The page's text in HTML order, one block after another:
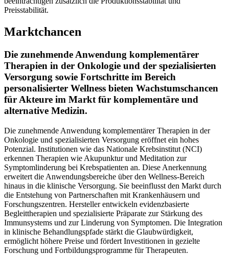
Preisstabilität.
Marktchancen
Die zunehmende Anwendung komplementärer
Therapien in der Onkologie und der spezialisierten
Versorgung sowie Fortschritte im Bereich
personalisierter Wellness bieten Wachstumschancen
für Akteure im Markt für komplementäre und
alternative Medizin.
Die zunehmende Anwendung komplementärer Therapien in der
Onkologie und spezialisierten Versorgung eröffnet ein hohes
Potenzial. Institutionen wie das Nationale Krebsinstitut (NCI)
erkennen Therapien wie Akupunktur und Meditation zur
Symptomlinderung bei Krebspatienten an. Diese Anerkennung
erweitert die Anwendungsbereiche über den Wellness-Bereich
hinaus in die klinische Versorgung. Sie beeinflusst den Markt durch
die Entstehung von Partnerschaften mit Krankenhäusern und
Forschungszentren. Hersteller entwickeln evidenzbasierte
Begleittherapien und spezialisierte Präparate zur Stärkung des
Immunsystems und zur Linderung von Symptomen. Die Integration
in klinische Behandlungspfade stärkt die Glaubwürdigkeit,
ermöglicht höhere Preise und fördert Investitionen in gezielte
Forschung und Fortbildungsprogramme für Therapeuten.